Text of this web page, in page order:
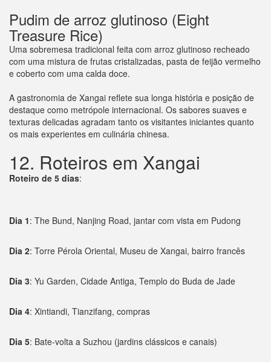
Pudim de arroz glutinoso (Eight
Treasure Rice)
Uma sobremesa tradicional feita com arroz glutinoso recheado
com uma mistura de frutas cristalizadas, pasta de feijão vermelho
e coberto com uma calda doce.
A gastronomia de Xangai reflete sua longa história e posição de
destaque como metrópole internacional. Os sabores suaves e
texturas delicadas agradam tanto os visitantes iniciantes quanto
os mais experientes em culinária chinesa.
12. Roteiros em Xangai
Roteiro de 5 dias:
Dia 1: The Bund, Nanjing Road, jantar com vista em Pudong
Dia 2: Torre Pérola Oriental, Museu de Xangai, bairro francês
Dia 3: Yu Garden, Cidade Antiga, Templo do Buda de Jade
Dia 4: Xintiandi, Tianzifang, compras
Dia 5: Bate-volta a Suzhou (jardins clássicos e canais)